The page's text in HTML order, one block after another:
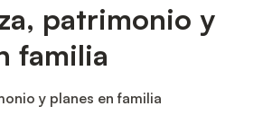
patrimonio y
familia
y planes en familia